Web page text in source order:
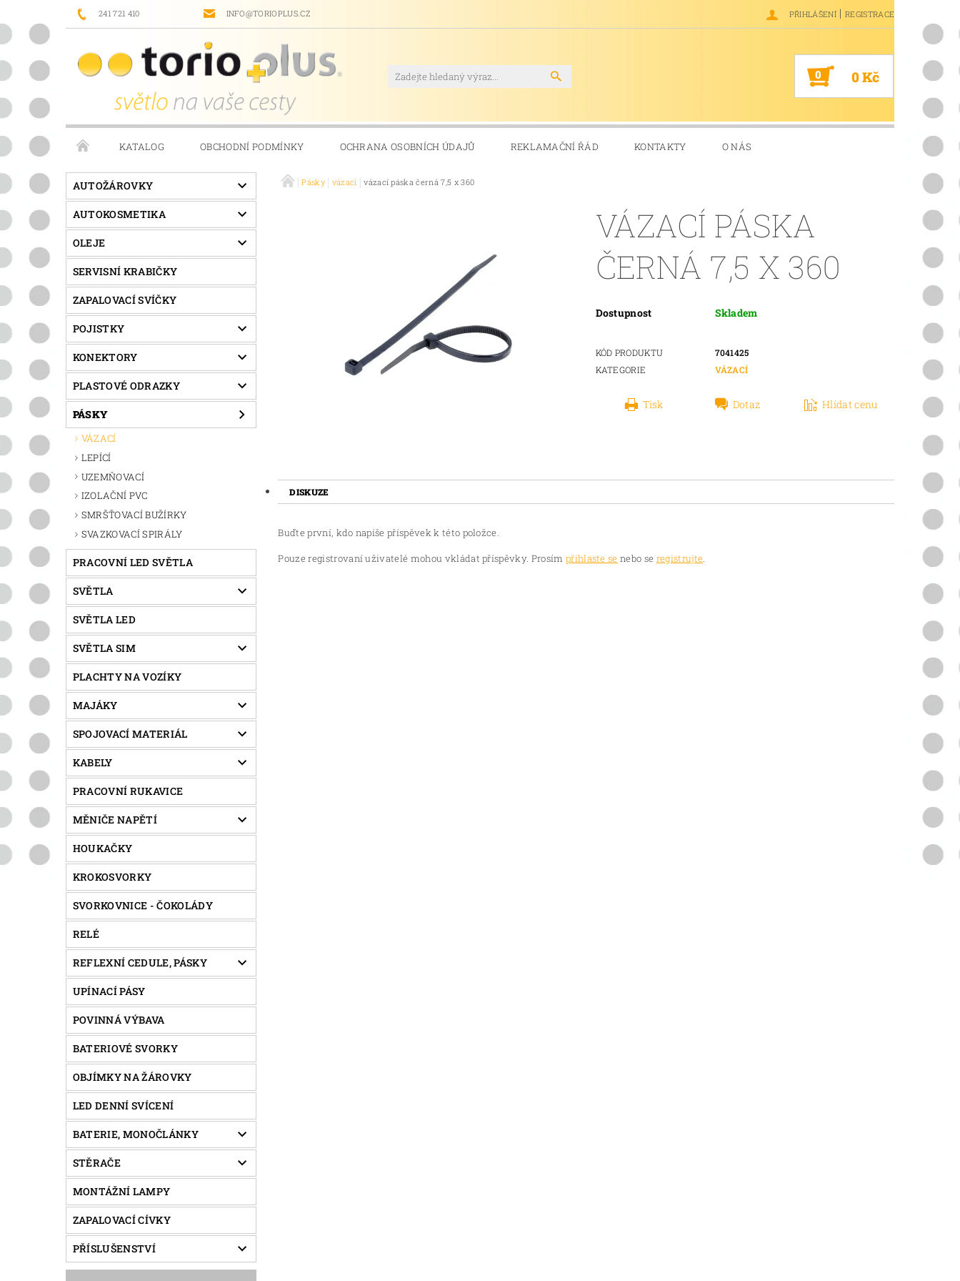
241 721 410 INFO@TORIOPLUS.CZ PŘIHLÁŠENÍ | REGISTRACE
0 0 Kč
KATALOG OBCHODNÍ PODMÍNKY OCHRANA OSOBNÍCH ÚDAJŮ REKLAMAČNÍ ŘÁD KONTAKTY O NÁS
PRODÁVANÉ ZNAČKY NAPIŠTE NÁM
AUTOŽÁROVKY
AUTOKOSMETIKA
OLEJE
SERVISNÍ KRABIČKY
ZAPALOVACÍ SVÍČKY
POJISTKY
KONEKTORY
PLASTOVÉ ODRAZKY
PÁSKY
VÁZACÍ
LEPÍCÍ
UZEMŇOVACÍ
IZOLAČNÍ PVC
SMRŠŤOVACÍ BUŽÍRKY
SVAZKOVACÍ SPIRÁLY
PRACOVNÍ LED SVĚTLA
SVĚTLA
SVĚTLA LED
SVĚTLA SIM
PLACHTY NA VOZÍKY
MAJÁKY
SPOJOVACÍ MATERIÁL
KABELY
PRACOVNÍ RUKAVICE
MĚNIČE NAPĚTÍ
HOUKAČKY
KROKOSVORKY
SVORKOVNICE - ČOKOLÁDY
RELÉ
REFLEXNÍ CEDULE, PÁSKY
UPÍNACÍ PÁSY
POVINNÁ VÝBAVA
BATERIOVÉ SVORKY
OBJÍMKY NA ŽÁROVKY
LED DENNÍ SVÍCENÍ
BATERIE, MONOČLÁNKY
STĚRAČE
MONTÁŽNÍ LAMPY
ZAPALOVACÍ CÍVKY
PŘÍSLUŠENSTVÍ
Pásky vázací vázací páska černá 7,5 x 360
VÁZACÍ PÁSKA
ČERNÁ 7,5 X 360
Dostupnost Skladem
KÓD PRODUKTU
7041425
KATEGORIE
VÁZACÍ
Tisk Dotaz Hlídat cenu
DISKUZE
Buďte první, kdo napíše příspěvek k této položce.
Pouze registrovaní uživatelé mohou vkládat příspěvky. Prosím přihlaste se nebo se registrujte.